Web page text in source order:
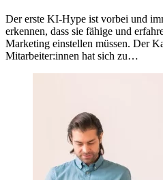
Der erste KI-Hype ist vorbei und
erkennen, dass sie fähige und
Marketing einstellen müssen. Der
Mitarbeiter:innen hat sich zu…